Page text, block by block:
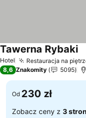
Hotel Restauracja na
Tawerna Rybaki
8,6 Znakomity 5095
Od 230 zł
Zobacz ceny z 3 stron